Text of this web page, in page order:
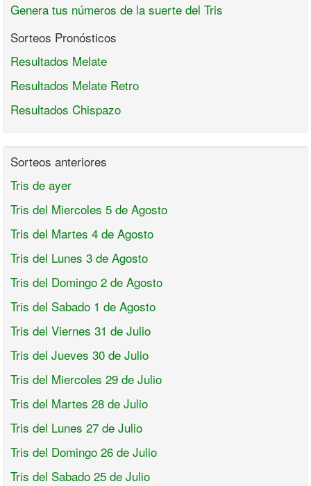
Genera tus números de la suerte del Tris
Sorteos Pronósticos
Resultados Melate
Resultados Melate Retro
Resultados Chispazo
Sorteos anteriores
Tris de ayer
Tris del Miercoles 5 de Agosto
Tris del Martes 4 de Agosto
Tris del Lunes 3 de Agosto
Tris del Domingo 2 de Agosto
Tris del Sabado 1 de Agosto
Tris del Viernes 31 de Julio
Tris del Jueves 30 de Julio
Tris del Miercoles 29 de Julio
Tris del Martes 28 de Julio
Tris del Lunes 27 de Julio
Tris del Domingo 26 de Julio
Tris del Sabado 25 de Julio